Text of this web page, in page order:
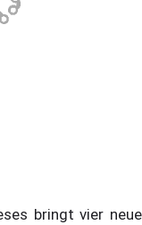
bringt vier neue